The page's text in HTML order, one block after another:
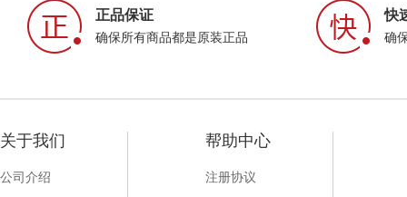
正品保证
确保所有商品都是原装正品
快
确
关于我们
公司介绍
帮助中心
注册协议